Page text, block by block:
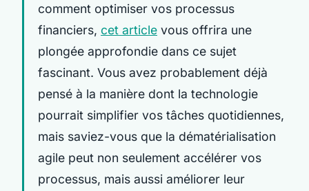
comment optimiser vos processus
financiers, cet article vous offrira une
plongée approfondie dans ce sujet
fascinant. Vous avez probablement déjà
pensé à la manière dont la technologie
pourrait simplifier vos tâches quotidiennes,
mais saviez-vous que la dématérialisation
agile peut non seulement accélérer vos
processus, mais aussi améliorer leur